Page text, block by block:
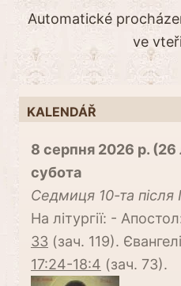
Automatické
ve
KALENDÁŘ
8 серпня 2026 р. (26
субота
Cедмиця 10-та після
На літургії: -
33 (зач. 119).
17:24-18:4 (зач. 73).